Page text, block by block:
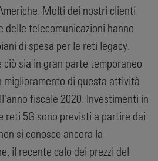
Molti dei nostri clienti
telecomunicazioni hanno
di spesa per le reti legacy.
sia in gran parte temporaneo
miglioramento di questa attività
fiscale 2020. Investimenti in
reti 5G sono previsti a partire dai
si conosce ancora la
il recente calo dei prezzi del